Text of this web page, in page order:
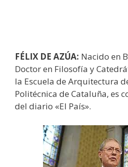
FÉLIX DE AZÚA: Nacido en
Doctor en Filosofía y
la Escuela de Arquitectura
Politécnica de Cataluña, es
del diario «El País».